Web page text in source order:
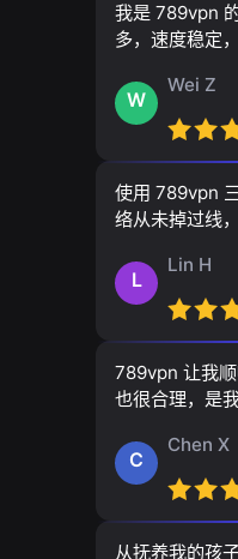
我是 789vpn
多，速度稳定
W
Wei Z
使用 789vpn
络从未掉过线
L
Lin H
789vpn 让我
也很合理，是
C
Chen X
从抚养我的孩